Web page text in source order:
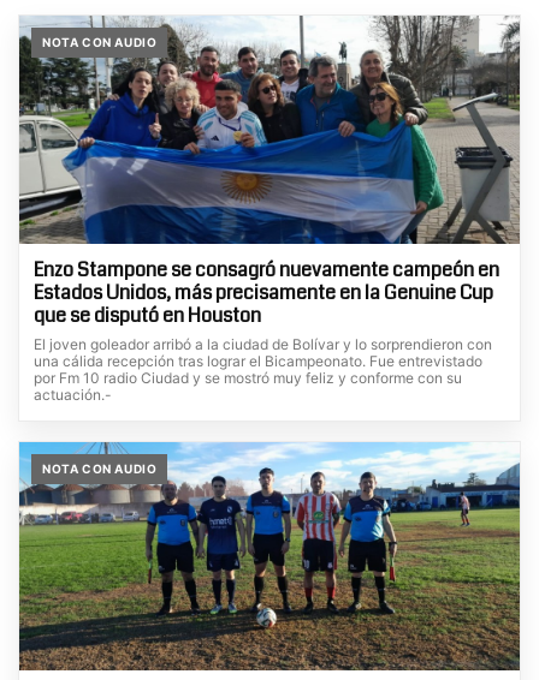
NOTA CON AUDIO
Enzo Stampone se consagró nuevamente campeón en
Estados Unidos, más precisamente en la Genuine Cup
que se disputó en Houston
El joven goleador arribó a la ciudad de Bolívar y lo sorprendieron con
una cálida recepción tras lograr el Bicampeonato. Fue entrevistado
por Fm 10 radio Ciudad y se mostró muy feliz y conforme con su
actuación.-
NOTA CON AUDIO